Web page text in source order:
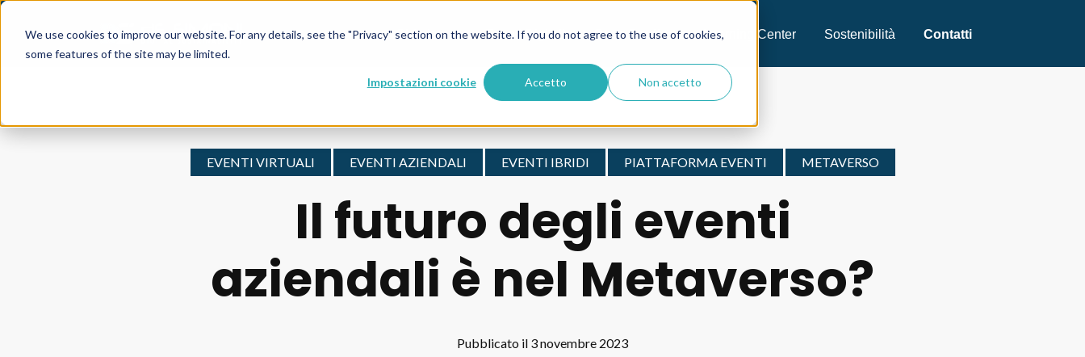
We use cookies to improve our website. For any details, see the "Privacy" section on the website. If you do not agree to the use of cookies,
some features of the site may be limited.
Impostazioni cookie Accetto Non accetto
Chi siamo Eventi Digitali Case Studies Learning Center Sostenibilità Contatti
EVENTI VIRTUALI EVENTI AZIENDALI EVENTI IBRIDI PIATTAFORMA EVENTI METAVERSO
Il futuro degli eventi
aziendali è nel Metaverso?
Pubblicato il 3 novembre 2023